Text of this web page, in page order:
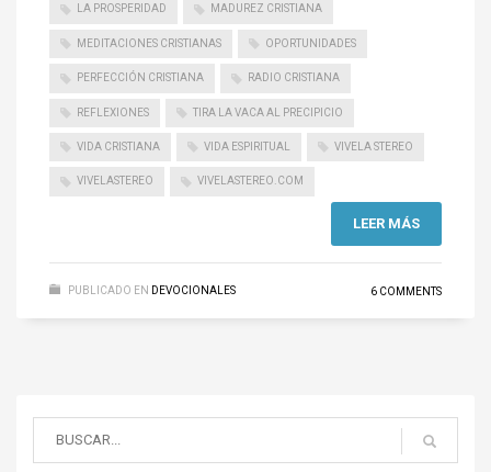
LA PROSPERIDAD MADUREZ CRISTIANA
MEDITACIONES CRISTIANAS OPORTUNIDADES
PERFECCIÓN CRISTIANA RADIO CRISTIANA
REFLEXIONES TIRA LA VACA AL PRECIPICIO
VIDA CRISTIANA VIDA ESPIRITUAL VIVELA STEREO
VIVELASTEREO VIVELASTEREO.COM
LEER MÁS
PUBLICADO EN DEVOCIONALES 6 COMMENTS